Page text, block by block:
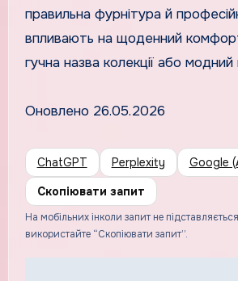
правильна фурнітура й
впливають на щоденний
гучна назва колекції або модний
Оновлено 26.05.2026
ChatGPT Perplexity
Google
Скопіювати запит
На мобільних інколи запит не
використайте “Скопіювати запит”.